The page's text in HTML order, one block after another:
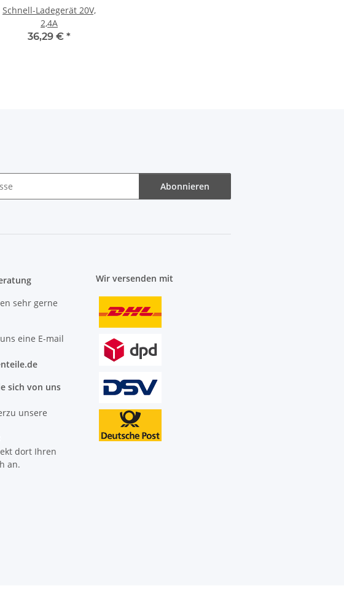
Schnell-Ladegerät 20V,
2,4A
36,29 € *
Abonnieren
sehr gerne
eine E-mail
.de
sich von uns
unsere
dort Ihren
an.
Wir versenden mit